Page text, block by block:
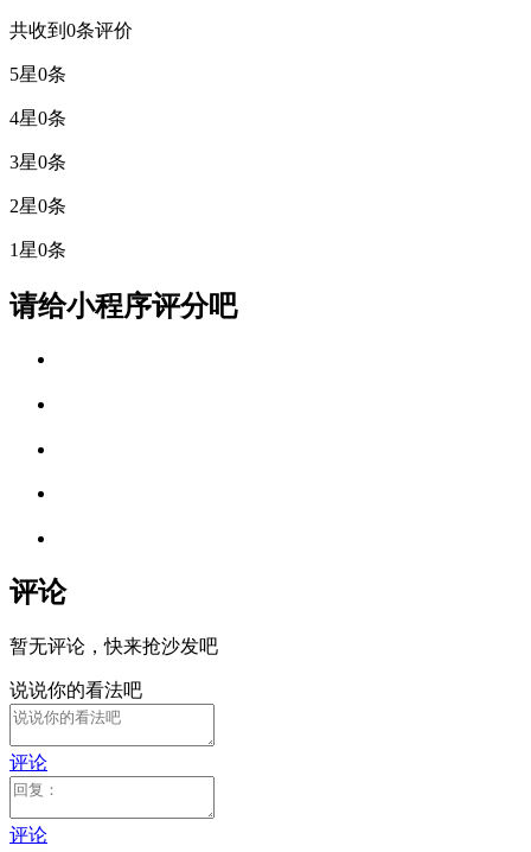
共收到0条评价
5星0条
4星0条
3星0条
2星0条
1星0条
请给小程序评分吧
评论
暂无评论，快来抢沙发吧
说说你的看法吧
评论
评论